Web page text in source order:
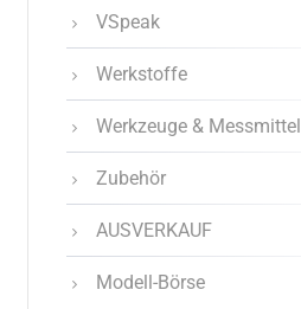
VSpeak
Werkstoffe
Werkzeuge & Messmittel
Zubehör
AUSVERKAUF
Modell-Börse